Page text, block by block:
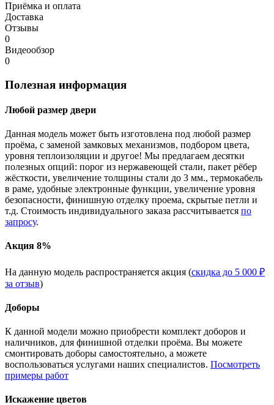
Приёмка и оплата
Доставка
Отзывы
0
Видеообзор
0
Полезная информация
Любой размер двери
Данная модель может быть изготовлена под любой размер
проёма, с заменой замковых механизмов, подбором цвета,
уровня теплоизоляции и другое! Мы предлагаем десятки
полезных опций: порог из нержавеющей стали, пакет рёбер
жёсткости, увеличение толщины стали до 3 мм., термокабель
в раме, удобные электронные функции, увеличение уровня
безопасности, финишную отделку проема, скрытые петли и
т.д. Стоимость индивидуального заказа рассчитывается по
запросу.
Акция 8%
На данную модель распространяется акция (скидка до 5 000 ₽
за отзыв)
Доборы
К данной модели можно приобрести комплект доборов и
наличников, для финишной отделки проёма. Вы можете
смонтировать доборы самостоятельно, а можете
воспользоваться услугами наших специалистов. Посмотреть
примеры работ
Искажение цветов